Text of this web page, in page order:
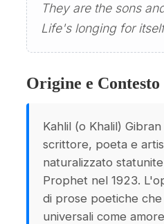
They are the sons
Life's longing for
Origine e Contesto
Kahlil (o Khalil) Gibran
scrittore, poeta e
naturalizzato
Prophet nel 1923.
di prose poetiche
universali come